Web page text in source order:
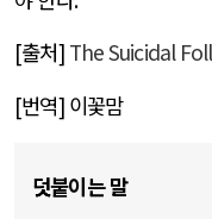
[출처] The Suicidal
[번역] 이꽃맘
덧붙이는 말